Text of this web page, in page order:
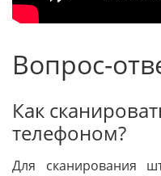
Вопрос-
Как
телефоном?
Для сканирования